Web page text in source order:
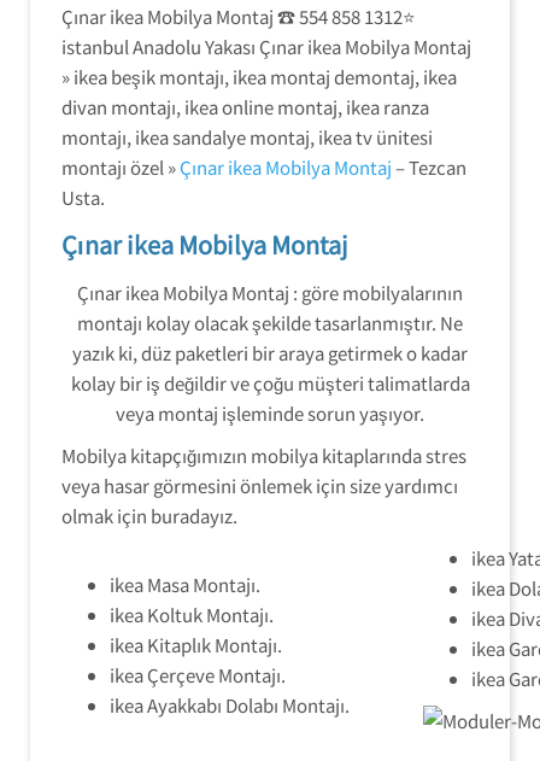
Çınar ikea Mobilya Montaj ☎ 554 858 1312⭐
istanbul Anadolu Yakası Çınar ikea Mobilya Montaj
» ikea beşik montajı, ikea montaj demontaj, ikea
divan montajı, ikea online montaj, ikea ranza
montajı, ikea sandalye montaj, ikea tv ünitesi
montajı özel »Çınar ikea Mobilya Montaj– Tezcan
Usta.
Çınar ikea Mobilya Montaj
Çınar ikea Mobilya Montaj : göre mobilyalarının
montajı kolay olacak şekilde tasarlanmıştır. Ne
yazık ki, düz paketleri bir araya getirmek o kadar
kolay bir iş değildir ve çoğu müşteri talimatlarda
veya montaj işleminde sorun yaşıyor.
Mobilya kitapçığımızın mobilya kitaplarında stres
veya hasar görmesini önlemek için size yardımcı
olmak için buradayız.
ikea Masa Montajı.
ikea Koltuk Montajı.
ikea Kitaplık Montajı.
ikea Çerçeve Montajı.
ikea Ayakkabı Dolabı Montajı.
ikea
ikea
ikea
ikea
ikea